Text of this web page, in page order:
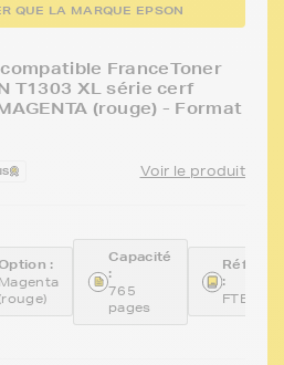
QUE LA MARQUE EPSON
FranceToner
T1303 XL série cerf
(rouge) - Format
Voir le produit
:
Magenta
Capacité
:
765
pages
: